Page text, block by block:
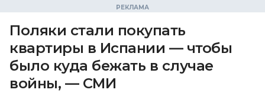
Поляки стали покупать
квартиры в Испании — чтобы
было куда бежать в случае
войны, — СМИ